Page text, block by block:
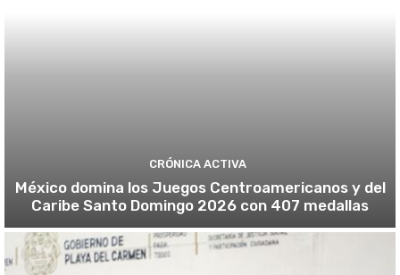
CRÓNICA ACTIVA
México domina los Juegos Centroamericanos y del
Caribe Santo Domingo 2026 con 407 medallas